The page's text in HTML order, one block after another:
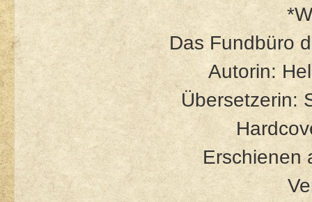
Das Fundbüro
Autorin:
Übersetzerin:
Erschienen